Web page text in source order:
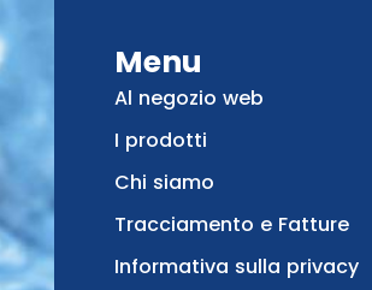
Menu
Al negozio web
I prodotti
Chi siamo
Tracciamento e Fatture
Informativa sulla privacy